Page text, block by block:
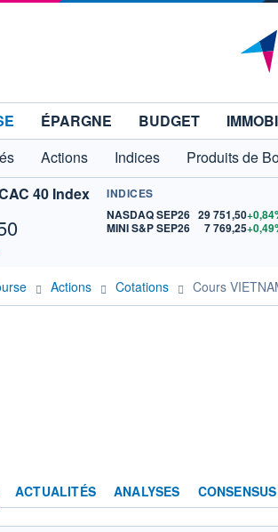
ÉPARGNE BUDGET
Actions Indices Produits de
40 Index
INDICES
NASDAQ SEP26 29 751,50
MINI S&P SEP26
7 769,25
Actions Cotations Cours
ACTUALITÉS ANALYSES CONSENSUS